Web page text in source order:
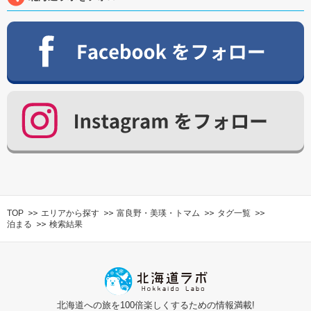
TOP エリアから探す 富良野・美瑛・トマム
タグ一覧
泊まる
検索結果
北海道への旅を100倍楽しくするための情報満載!